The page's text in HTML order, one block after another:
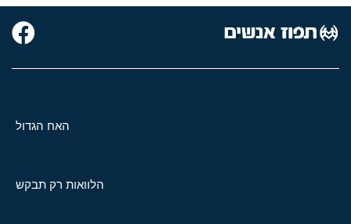
האח הגדול
הלוואות רק תבקש